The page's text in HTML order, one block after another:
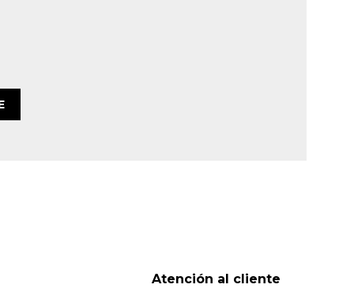
Atención al cliente